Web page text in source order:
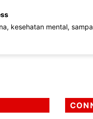
kesehatan mental,